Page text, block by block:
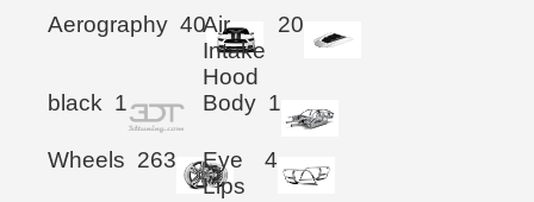
Aerography 40Air
Intake
Hood
20
black 1 Body 1
Wheels 263
Eye
Lips
4